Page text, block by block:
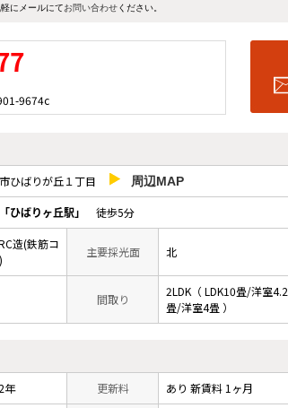
にメールにてお問い合わせください。
9674c
ひばりが丘１丁目 周辺MAP
「ひばりヶ丘駅」 徒歩5分
造(鉄筋コ
主要採光面 北
間取り
2LDK（ LDK10畳/洋室4.2
畳/洋室4畳 ）
年 更新料 あり 新賃料 1ヶ月